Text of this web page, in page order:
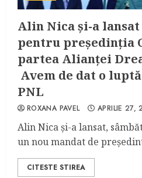
Alin Nica și-a
pentru președinția
partea Alianței
Avem de dat o
PNL
ROXANA PAVEL APRILIE 27,
Alin Nica și-a lansat,
un nou mandat de
CITESTE STIREA